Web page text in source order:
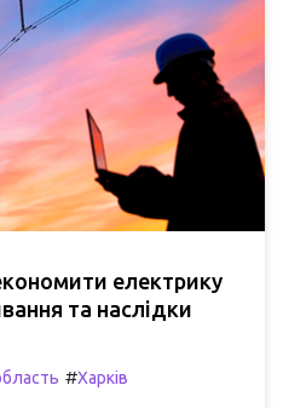
електрику
та наслідки
#Харків